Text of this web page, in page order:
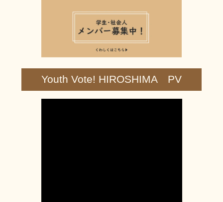
Youth Vote! HIROSHIMA PV